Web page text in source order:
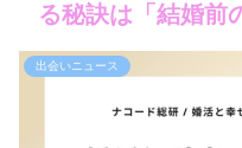
る秘訣は「結婚前
出会いニュース